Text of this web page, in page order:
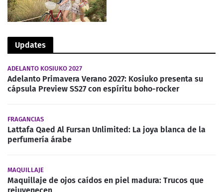
Updates
ADELANTO KOSIUKO 2027
Adelanto Primavera Verano 2027: Kosiuko presenta su
cápsula Preview SS27 con espíritu boho-rocker
FRAGANCIAS
Lattafa Qaed Al Fursan Unlimited: La joya blanca de la
perfumería árabe
MAQUILLAJE
Maquillaje de ojos caídos en piel madura: Trucos que